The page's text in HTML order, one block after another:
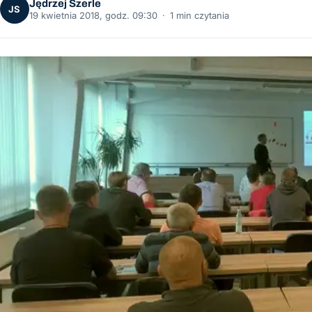
JS
Jędrzej Szerle
19 kwietnia 2018, godz. 09:30 · 1 min czytania